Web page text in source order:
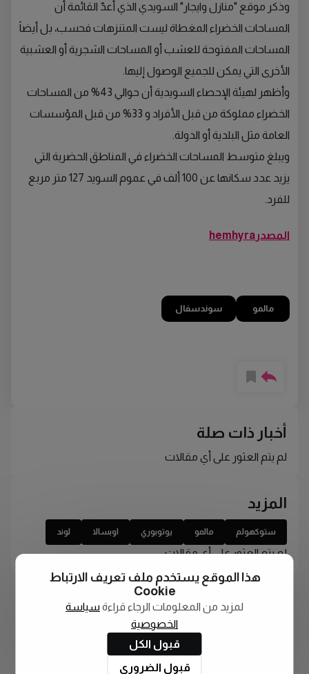
وذكر موقع "منازل وايجار" السويدي الذي أعدّ القائمة أن
المساحات الخضراء المغطاة ليست المتنزهات فحسب، بل أيضاً
المساحات المفتوحة للعشب أو المساحات الشجرية أو العشبية
الأخرى التي يمكن للجميع الوصول إليها.
وأظهر لهيئة الإحصاء السويدية أن حوالي 43% من المساحات
الخضراء مملوكة من قبل الأفراد و 33% من قبل المؤسسات
العامة مثل البلدية أو الدولة.
ويبلغ متوسط المساحات الخضراء في المناطق الحضرية التي
يزيد عدد سكانها عن 100 ألف في عموم السويد 127 متر مربع
للفرد.
المصدرhemhyra
مالمو سوندسفال
أخبار ذات صلة
لم يتم العثور على أي مقالات
المزيد
ستوكهولم مالمو يوتوبوري اوبسالا لوند
لم يتم العثور على أي مقالات
هذا الموقع يستخدم ملف تعريف الارتباط
Cookie
لمزيد من المعلومات الرجاء قراءة سياسة
الخصوصية
قبول الكل
قبول الضروري